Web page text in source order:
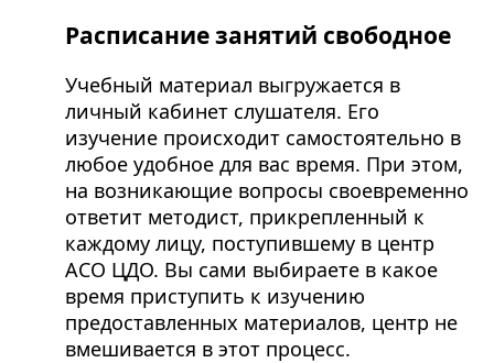
Расписание занятий свободное
Учебный материал выгружается в
личный кабинет слушателя. Его
изучение происходит самостоятельно в
любое удобное для вас время. При этом,
на возникающие вопросы своевременно
ответит методист, прикрепленный к
каждому лицу, поступившему в центр
АСО ЦДО. Вы сами выбираете в какое
время приступить к изучению
предоставленных материалов, центр не
вмешивается в этот процесс.